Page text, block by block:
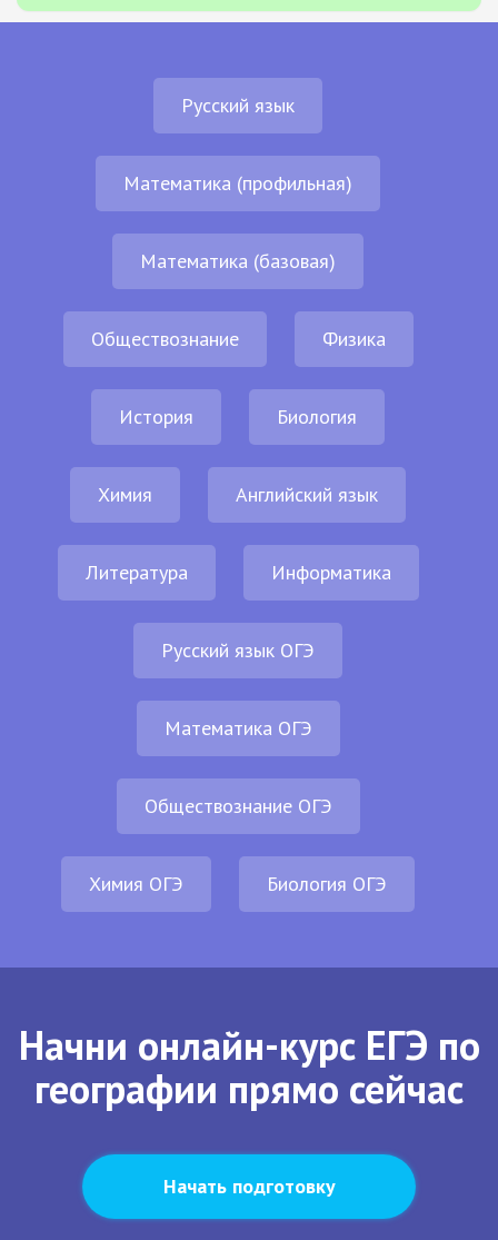
Русский язык
Математика (профильная)
Математика (базовая)
Обществознание Физика
История Биология
Химия Английский язык
Литература Информатика
Русский язык ОГЭ
Математика ОГЭ
Обществознание ОГЭ
Химия ОГЭ Биология ОГЭ
Начни онлайн-курс ЕГЭ по
географии прямо сейчас
Начать подготовку